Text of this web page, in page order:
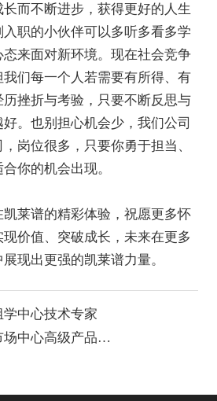
而不断进步，获得更好的人生
职的小伙伴可以多听多看多学
来面对新环境。现在社会竞争
们每一个人若需要有所得、有
挫折与考验，只要不断反思与
。也别担心机会少，我们公司
岗位很多，只要你勇于担当、
你的机会出现。
莱谱的精彩体验，祝愿更多怀
价值、突破成长，未来在更多
现出更强的凯莱谱力量。
中心技术专家
中心高级产品经